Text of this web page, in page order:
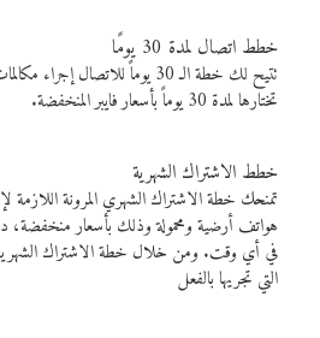
خطط اتصال لمدة 30 يومًا
تتيح لك خطة الـ 30 يوماً للاتصال
تختارها لمدة 30 يوماً بأسعار فايبر المنخفضة.
خطط الاشتراك الشهرية
تمنحك خطة الاشتراك الشهري المرونة اللازمة
هواتف أرضية ومحمولة وذلك بأسعار
في أي وقت. ومن خلال خطة الاشتراك الشهرية،
التي تجريها بالفعل